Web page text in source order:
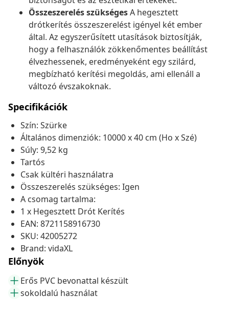
Összeszerelés szükségesA hegesztett
drótkerítés összeszerelést igényel két ember
által. Az egyszerűsített utasítások biztosítják,
hogy a felhasználók zökkenőmentes beállítást
élvezhessenek, eredményeként egy szilárd,
megbízható kerítési megoldás, ami ellenáll a
változó évszakoknak.
Specifikációk
Szín: Szürke
Általános dimenziók: 10000 x 40 cm (Ho x Szé)
Súly: 9,52 kg
Tartós
Csak kültéri használatra
Összeszerelés szükséges: Igen
A csomag tartalma:
1 x Hegesztett Drót Kerítés
EAN: 8721158916730
SKU: 42005272
Brand: vidaXL
Előnyök
Erős PVC bevonattal készült
sokoldalú használat